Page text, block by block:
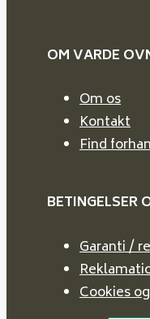
OM VARDE
Om os
Kontakt
Find
BETINGELSER
Garanti /
Cookies